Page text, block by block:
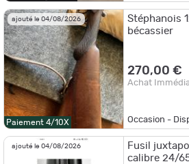
ajouté le 04/08/2026
Paiement 4/10X
Stéphanois
bécassier
270,00 €
Achat
Occasion -
ajouté le 04/08/2026
Fusil
calibre 24/